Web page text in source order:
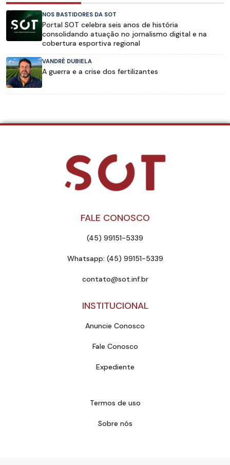
NOS BASTIDORES DA SOT
Portal SOT celebra seis anos de história
consolidando atuação no jornalismo digital e na
cobertura esportiva regional
VANDRÉ DUBIELA
A guerra e a crise dos fertilizantes
FALE CONOSCO
(45) 99151-5339
Whatsapp: (45) 99151-5339
contato@sot.inf.br
INSTITUCIONAL
Anuncie Conosco
Fale Conosco
Expediente
Termos de uso
Sobre nós